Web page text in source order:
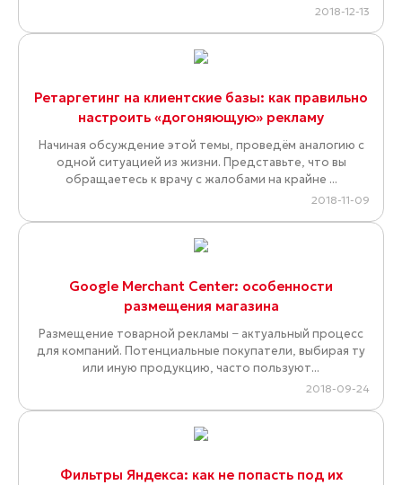
2018-12-13
Ретаргетинг на клиентские базы: как правильно
настроить «догоняющую» рекламу
Начиная обсуждение этой темы, проведём аналогию с
одной ситуацией из жизни. Представьте, что вы
обращаетесь к врачу с жалобами на крайне ...
2018-11-09
Google Merchant Center: особенности
размещения магазина
Размещение товарной рекламы − актуальный процесс
для компаний. Потенциальные покупатели, выбирая ту
или иную продукцию, часто пользуют...
2018-09-24
Фильтры Яндекса: как не попасть под их